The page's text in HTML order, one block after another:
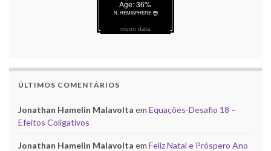
moon data
ÚLTIMOS COMENTÁRIOS
Jonathan Hamelin Malavolta em Equações-Desafio 18 –
Efeitos Coligativos
Jonathan Hamelin Malavolta em Feliz Natal e Próspero Ano